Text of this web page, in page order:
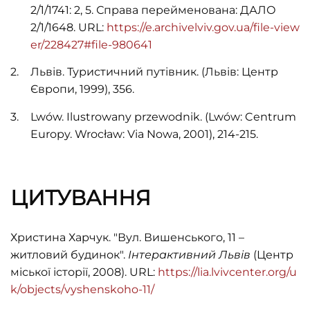
2/1/1741: 2, 5. Справа перейменована: ДАЛО
2/1/1648. URL: https://e.archivelviv.gov.ua/file-view
er/228427#file-980641
Львів. Туристичний путівник. (Львів: Центр
Європи, 1999), 356.
Lwów. Ilustrowany przewodnik. (Lwów: Centrum
Europy. Wrocław: Via Nowa, 2001), 214-215.
ЦИТУВАННЯ
Христина Харчук. "Вул. Вишенського, 11 –
житловий будинок". Інтерактивний Львів (Центр
міської історії, 2008). URL: https://lia.lvivcenter.org/u
k/objects/vyshenskoho-11/